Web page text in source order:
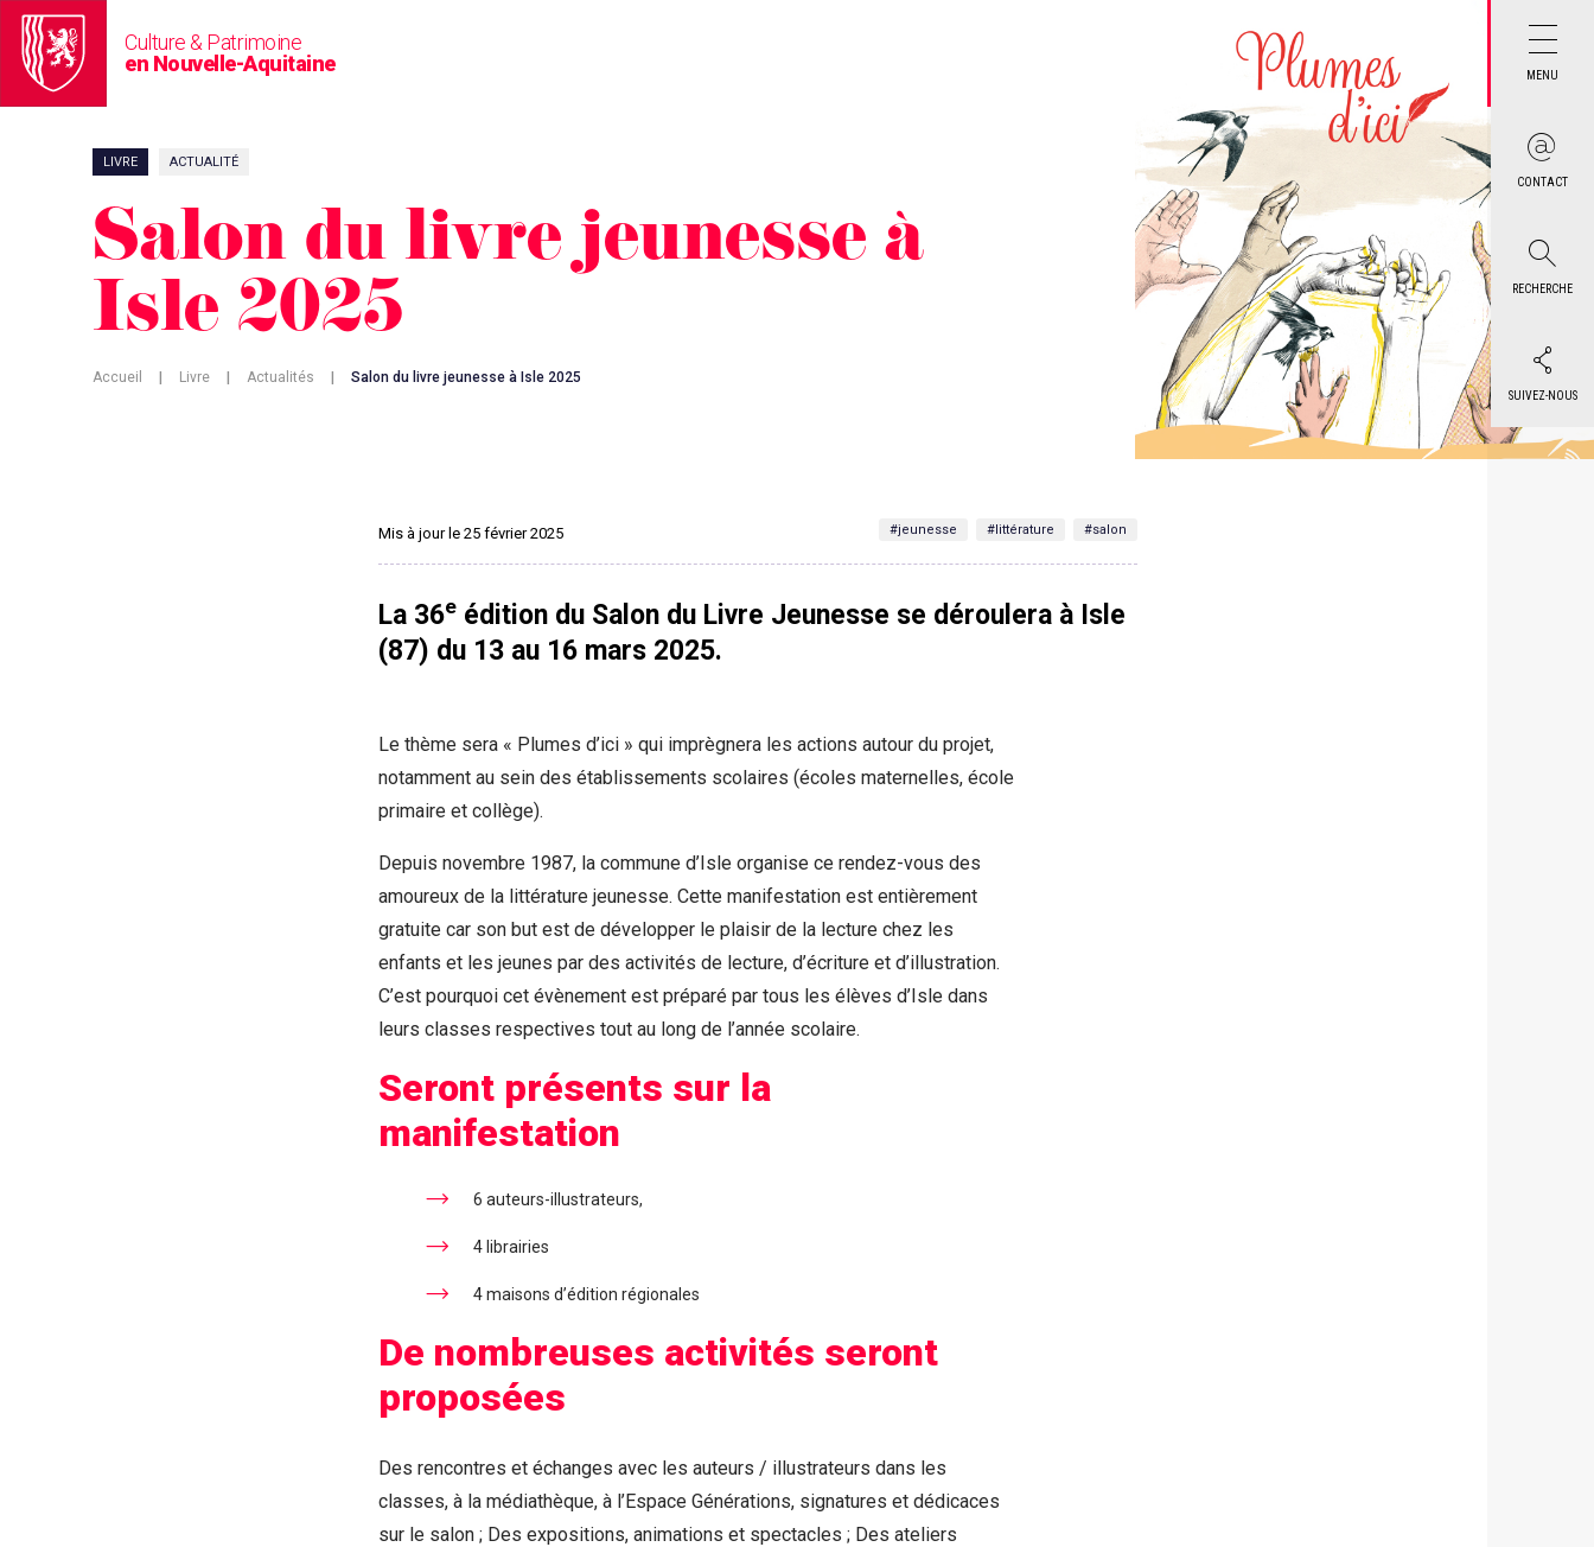
Culture & Patrimoine
en Nouvelle-Aquitaine
MENU
CONTACT
RECHERCHE
SUIVEZ-NOUS
LIVRE ACTUALITÉ
Salon du livre jeunesse à
Isle 2025
Accueil Livre Actualités Salon du livre jeunesse à Isle 2025
Mis à jour le 25 février 2025 #jeunesse #littérature #salon
La 36e édition du Salon du Livre Jeunesse se déroulera à Isle
(87) du 13 au 16 mars 2025.
Le thème sera « Plumes d’ici » qui imprègnera les actions autour du projet,
notamment au sein des établissements scolaires (écoles maternelles, école
primaire et collège).
Depuis novembre 1987, la commune d’Isle organise ce rendez-vous des
amoureux de la littérature jeunesse. Cette manifestation est entièrement
gratuite car son but est de développer le plaisir de la lecture chez les
enfants et les jeunes par des activités de lecture, d’écriture et d’illustration.
C’est pourquoi cet évènement est préparé par tous les élèves d’Isle dans
leurs classes respectives tout au long de l’année scolaire.
Seront présents sur la
manifestation
6 auteurs-illustrateurs,
4 librairies
4 maisons d’édition régionales
De nombreuses activités seront
proposées
Des rencontres et échanges avec les auteurs / illustrateurs dans les
classes, à la médiathèque, à l’Espace Générations, signatures et dédicaces
sur le salon ; Des expositions, animations et spectacles ; Des ateliers